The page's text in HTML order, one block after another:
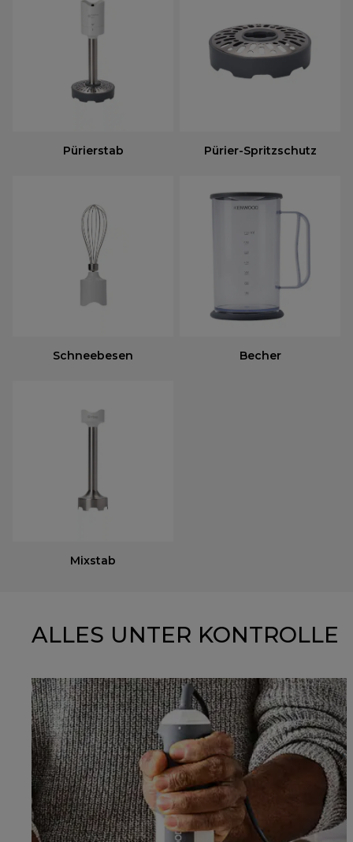
Pürierstab Pürier-Spritzschutz
Schneebesen Becher
Mixstab
ALLES UNTER KONTROLLE